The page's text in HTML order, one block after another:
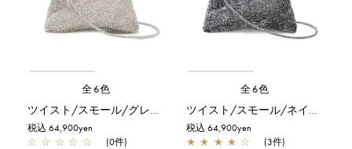
全6色
ツイスト/スモール/グレイッシュホワイトシルバー
税込 64,900yen
☆ ☆ ☆ ☆ ☆ (0件)
全6色
ツイスト/スモール/ネイビーシルバー
税込 64,900yen
★ ★ ★ ★ ☆ (3件)